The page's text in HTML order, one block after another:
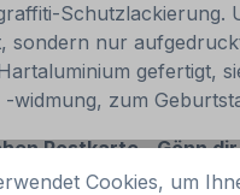
sondern nur
gefertigt,
zum
Postkarte - Gönn
Cookies, um